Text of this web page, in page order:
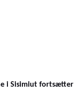
i Sisimiut fortsætter